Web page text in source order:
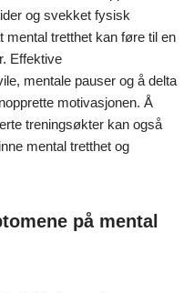
og svekket fysisk
mental tretthet kan føre til en
Effektive
mentale pauser og å delta
motivasjonen. Å
treningsøkter kan også
mental tretthet og
på mental